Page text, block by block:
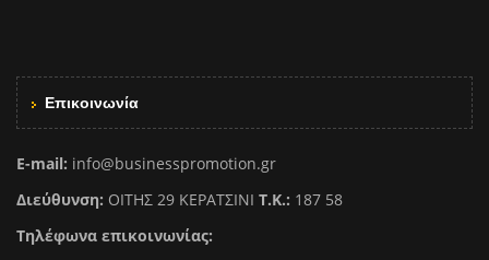
Επικοινωνία
E-mail: info@businesspromotion.gr
Διεύθυνση: ΟΙΤΗΣ 29 ΚΕΡΑΤΣΙΝΙ Τ.Κ.: 187 58
Τηλέφωνα επικοινωνίας: